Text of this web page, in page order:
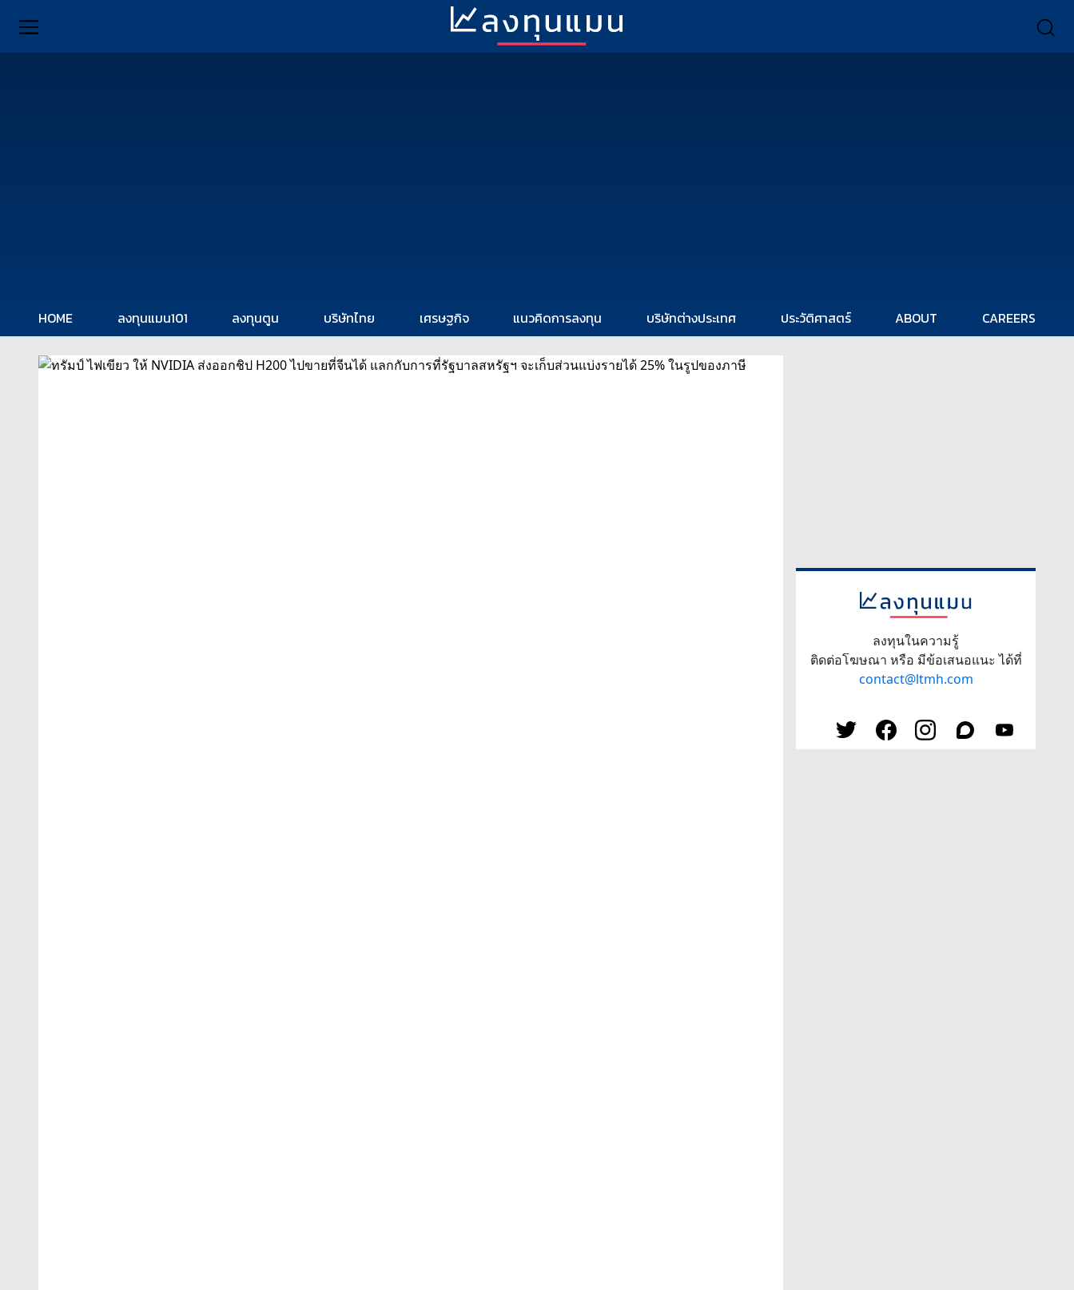
HOME ลงทุนแมน101 ลงทุนตูน บริษัทไทย เศรษฐกิจ แนวคิดการลงทุน บริษัทต่างประเทศ ประวัติศาสตร์ ABOUT CAREERS
ลงทุนในความรู้
ติดต่อโฆษณา หรือ มีข้อเสนอแนะ ได้ที่
contact@ltmh.com